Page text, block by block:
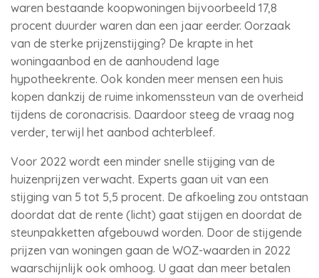
waren bestaande koopwoningen bijvoorbeeld 17,8
procent duurder waren dan een jaar eerder. Oorzaak
van de sterke prijzenstijging? De krapte in het
woningaanbod en de aanhoudend lage
hypotheekrente. Ook konden meer mensen een huis
kopen dankzij de ruime inkomenssteun van de overheid
tijdens de coronacrisis. Daardoor steeg de vraag nog
verder, terwijl het aanbod achterbleef.
Voor 2022 wordt een minder snelle stijging van de
huizenprijzen verwacht. Experts gaan uit van een
stijging van 5 tot 5,5 procent. De afkoeling zou ontstaan
doordat dat de rente (licht) gaat stijgen en doordat de
steunpakketten afgebouwd worden. Door de stijgende
prijzen van woningen gaan de WOZ-waarden in 2022
waarschijnlijk ook omhoog. U gaat dan meer betalen